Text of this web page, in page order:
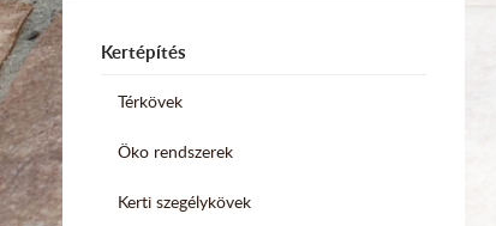
Kertépítés
Térkövek
Öko rendszerek
Kerti szegélykövek